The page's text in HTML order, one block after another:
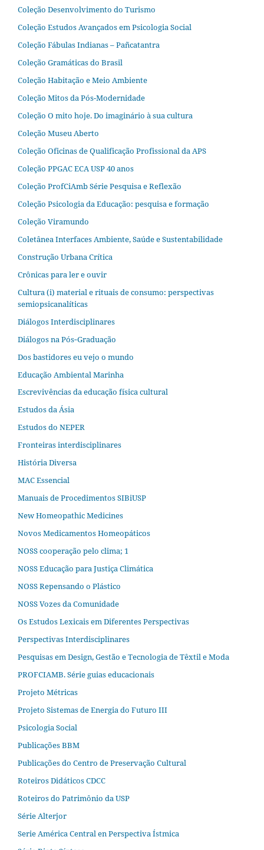
Coleção Desenvolvimento do Turismo
Coleção Estudos Avançados em Psicologia Social
Coleção Fábulas Indianas – Pañcatantra
Coleção Gramáticas do Brasil
Coleção Habitação e Meio Ambiente
Coleção Mitos da Pós-Modernidade
Coleção O mito hoje. Do imaginário à sua cultura
Coleção Museu Aberto
Coleção Oficinas de Qualificação Profissional da APS
Coleção PPGAC ECA USP 40 anos
Coleção ProfCiAmb Série Pesquisa e Reflexão
Coleção Psicologia da Educação: pesquisa e formação
Coleção Viramundo
Coletânea Interfaces Ambiente, Saúde e Sustentabilidade
Construção Urbana Crítica
Crônicas para ler e ouvir
Cultura (i) material e rituais de consumo: perspectivas
semiopsicanalíticas
Diálogos Interdisciplinares
Diálogos na Pós‐Graduação
Dos bastidores eu vejo o mundo
Educação Ambiental Marinha
Escrevivências da educação física cultural
Estudos da Ásia​
Estudos do NEPER
Fronteiras interdisciplinares
História Diversa
MAC Essencial
Manuais de Procedimentos SIBiUSP
New Homeopathic Medicines
Novos Medicamentos Homeopáticos
NOSS cooperação pelo clima; 1
NOSS Educação para Justiça Climática
NOSS Repensando o Plástico
NOSS Vozes da Comunidade
Os Estudos Lexicais em Diferentes Perspectivas
Perspectivas Interdisciplinares
Pesquisas em Design, Gestão e Tecnologia de Têxtil e Moda
PROFCIAMB. Série guias educacionais
Projeto Métricas
Projeto Sistemas de Energia do Futuro III
Psicologia Social
Publicações BBM
Publicações do Centro de Preservação Cultural
Roteiros Didáticos CDCC
Roteiros do Patrimônio da USP
Série Alterjor
Serie América Central en Perspectiva Ístmica